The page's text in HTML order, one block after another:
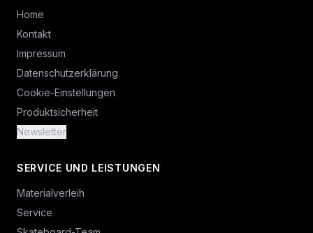
Home
Kontakt
Impressum
Datenschutzerklärung
Cookie-Einstellungen
Produktsicherheit
Newsletter
SERVICE UND LEISTUNGEN
Materialverleih
Service